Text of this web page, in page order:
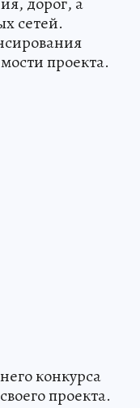
сетей.
проекта.
конкурса
проекта.